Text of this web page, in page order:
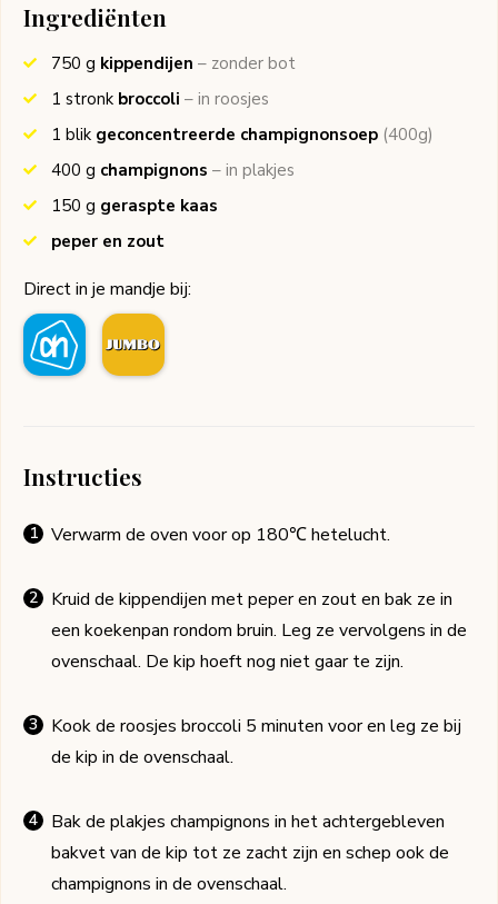
Ingrediënten
750 g kippendijen – zonder bot
1 stronk broccoli – in roosjes
1 blik geconcentreerde champignonsoep (400g)
400 g champignons – in plakjes
150 g geraspte kaas
peper en zout
Direct in je mandje bij:
Instructies
Verwarm de oven voor op 180℃ hetelucht.
Kruid de kippendijen met peper en zout en bak ze in
een koekenpan rondom bruin. Leg ze vervolgens in de
ovenschaal. De kip hoeft nog niet gaar te zijn.
Kook de roosjes broccoli 5 minuten voor en leg ze bij
de kip in de ovenschaal.
Bak de plakjes champignons in het achtergebleven
bakvet van de kip tot ze zacht zijn en schep ook de
champignons in de ovenschaal.